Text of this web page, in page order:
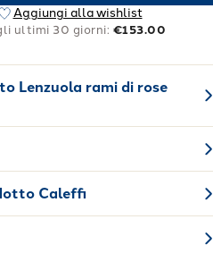
Aggiungi alla wishlist
ultimi 30 giorni: €153.00
Lenzuola rami di rose
Caleffi